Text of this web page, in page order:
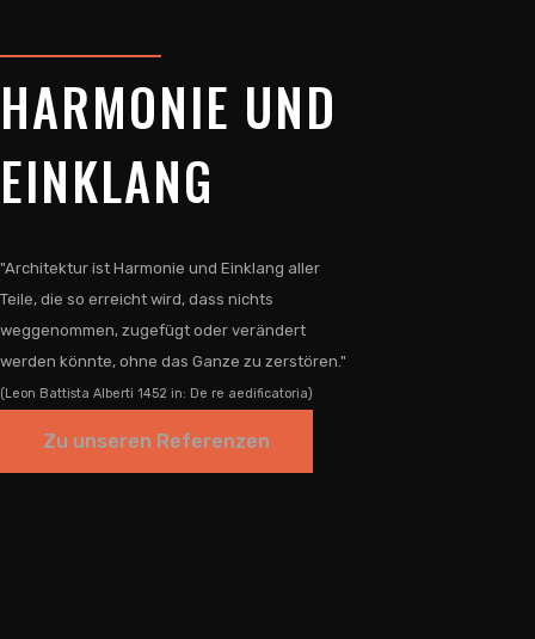
HARMONIE UND
EINKLANG
"Architektur ist Harmonie und Einklang aller
Teile, die so erreicht wird, dass nichts
weggenommen, zugefügt oder verändert
werden könnte, ohne das Ganze zu zerstören."
(Leon Battista Alberti 1452 in: De re aedificatoria)
Zu unseren Referenzen